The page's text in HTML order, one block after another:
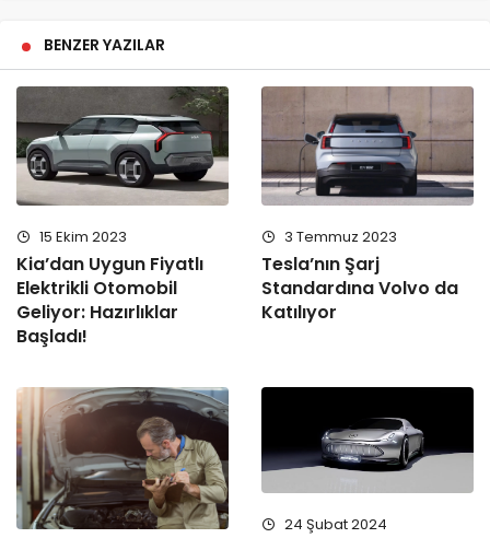
BENZER YAZILAR
15 Ekim 2023
Kia’dan Uygun Fiyatlı
Elektrikli Otomobil
Geliyor: Hazırlıklar
Başladı!
3 Temmuz 2023
Tesla’nın Şarj
Standardına Volvo da
Katılıyor
24 Şubat 2024